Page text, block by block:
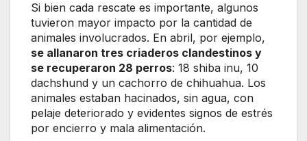
Si bien cada rescate es importante, algunos
tuvieron mayor impacto por la cantidad de
animales involucrados. En abril, por ejemplo,
se allanaron tres criaderos clandestinos y
se recuperaron 28 perros: 18 shiba inu, 10
dachshund y un cachorro de chihuahua. Los
animales estaban hacinados, sin agua, con
pelaje deteriorado y evidentes signos de estrés
por encierro y mala alimentación.